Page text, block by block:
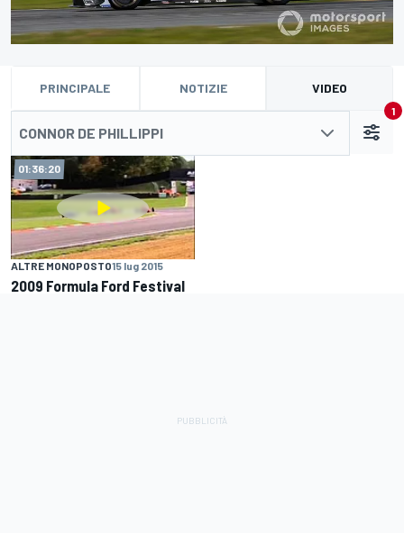
PRINCIPALE NOTIZIE VIDEO
CONNOR DE PHILLIPPI
1
01:36:20
ALTRE MONOPOSTO15 lug 2015
2009 Formula Ford Festival